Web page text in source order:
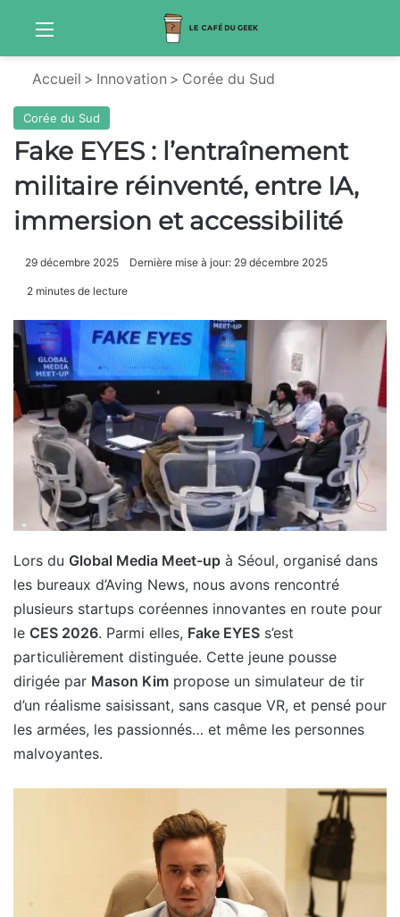
Menu
Accueil > Innovation > Corée du Sud
Corée du Sud
Fake EYES : l’entraînement
militaire réinventé, entre IA,
immersion et accessibilité
29 décembre 2025 Dernière mise à jour: 29 décembre 2025
2 minutes de lecture
Lors du Global Media Meet-up à Séoul, organisé dans
les bureaux d’Aving News, nous avons rencontré
plusieurs startups coréennes innovantes en route pour
le CES 2026. Parmi elles, Fake EYES s’est
particulièrement distinguée. Cette jeune pousse
dirigée par Mason Kim propose un simulateur de tir
d’un réalisme saisissant, sans casque VR, et pensé pour
les armées, les passionnés… et même les personnes
malvoyantes.